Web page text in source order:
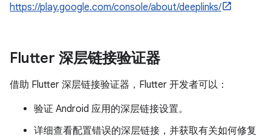
https://play.google.com/console/about/deeplinks/
Flutter 深层链接验证器
借助 Flutter 深层链接验证器，Flutter 开发者可以：
验证 Android 应用的深层链接设置。
详细查看配置错误的深层链接，并获取有关如何修复